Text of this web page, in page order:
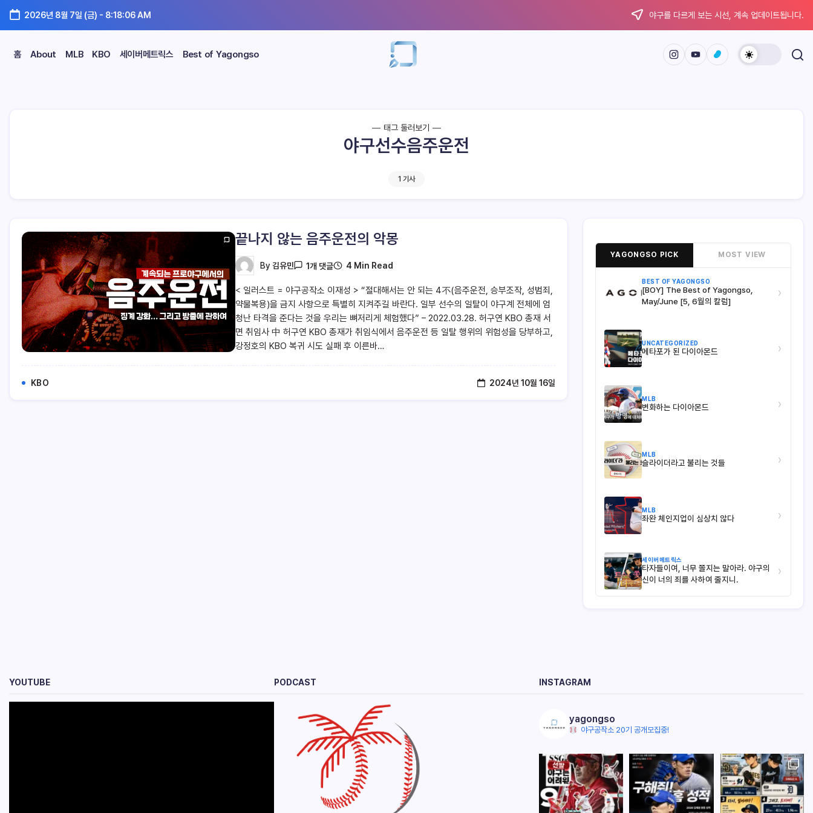
2026년 8월 7일 (금) - 8:18:07 AM 야구를 다르게 보는 시선, 계속 업데이트됩니다.
홈 About MLB KBO 세이버메트릭스 Best of Yagongso
태그 둘러보기
야구선수음주운전
1 기사
끝나지 않는 음주운전의 악몽
By 김유민 1개 댓글 4 Min Read
< 일러스트 = 야구공작소 이재성 > “절대해서는 안 되는 4不(음주운전, 승부조작, 성범죄,
약물복용)을 금지 사항으로 특별히 지켜주길 바란다. 일부 선수의 일탈이 야구계 전체에 엄
청난 타격을 준다는 것을 우리는 뼈저리게 체험했다” – 2022.03.28. 허구연 KBO 총재 서
면 취임사 中 허구연 KBO 총재가 취임식에서 음주운전 등 일탈 행위의 위험성을 당부하고,
강정호의 KBO 복귀 시도 실패 후 이른바…
KBO 2024년 10월 16일
YAGONGSO PICK MOST VIEW
BEST OF YAGONGSO
[BOY] The Best of Yagongso,
May/June [5, 6월의 칼럼]
›
UNCATEGORIZED
메타포가 된 다이아몬드 ›
MLB
변화하는 다이아몬드 ›
MLB
슬라이더라고 불리는 것들 ›
MLB
좌완 체인지업이 심상치 않다 ›
세이버메트릭스
타자들이여, 너무 쫄지는 말아라. 야구의
신이 너의 죄를 사하여 줄지니.
›
YOUTUBE PODCAST INSTAGRAM
yagongso
야구공작소 20기 공개모집중!